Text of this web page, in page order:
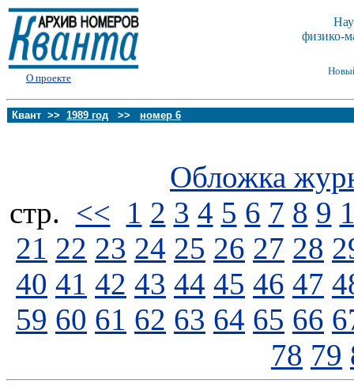
О проекте
физико-
Квант >> 1989 год >> номер 6
Обложка
стp. << 1 2 3 4 5 6 7 8 9
21 22 23 24 25 26 27 28
40 41 42 43 44 45 46 47
59 60 61 62 63 64 65 66
78 79